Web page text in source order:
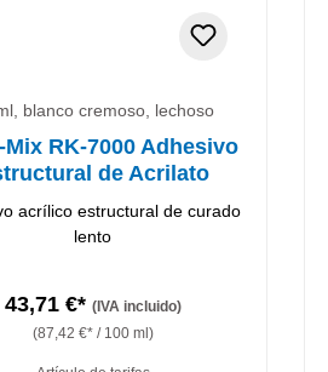
blanco cremoso, lechoso
Mix RK-7000 Adhesivo
de Acrilato
acrílico estructural de curado
lento
43,71 €* (IVA incluido)
(87,42 €* / 100 ml)